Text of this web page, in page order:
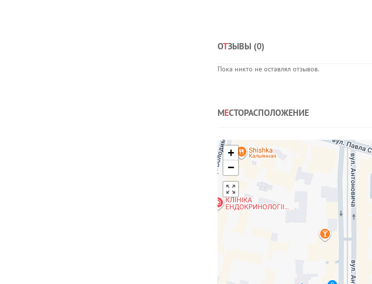
ОТЗЫВЫ (0)
Пока никто не оставлял отзывов.
МЕСТОРАСПОЛОЖЕНИЕ
+
−